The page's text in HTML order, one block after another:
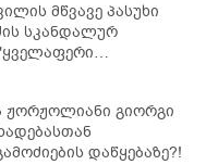
მწვავე პასუხი
სკანდალურ
კამანში მოკლული
ჟორჟოლიანი გიორგი
დაწყებაზე?!